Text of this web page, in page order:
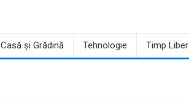
Casă și Grădină Tehnologie Timp Liber